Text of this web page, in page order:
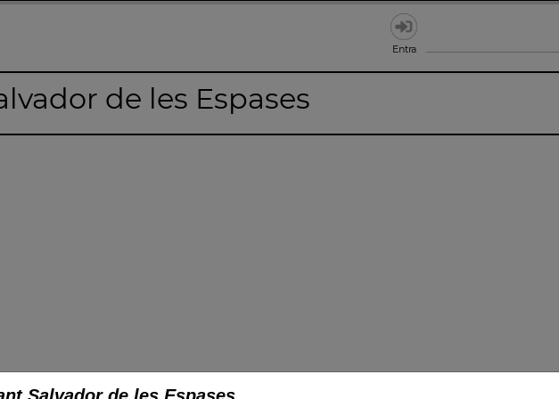
Entra
de les Espases
Salvador de les Espases